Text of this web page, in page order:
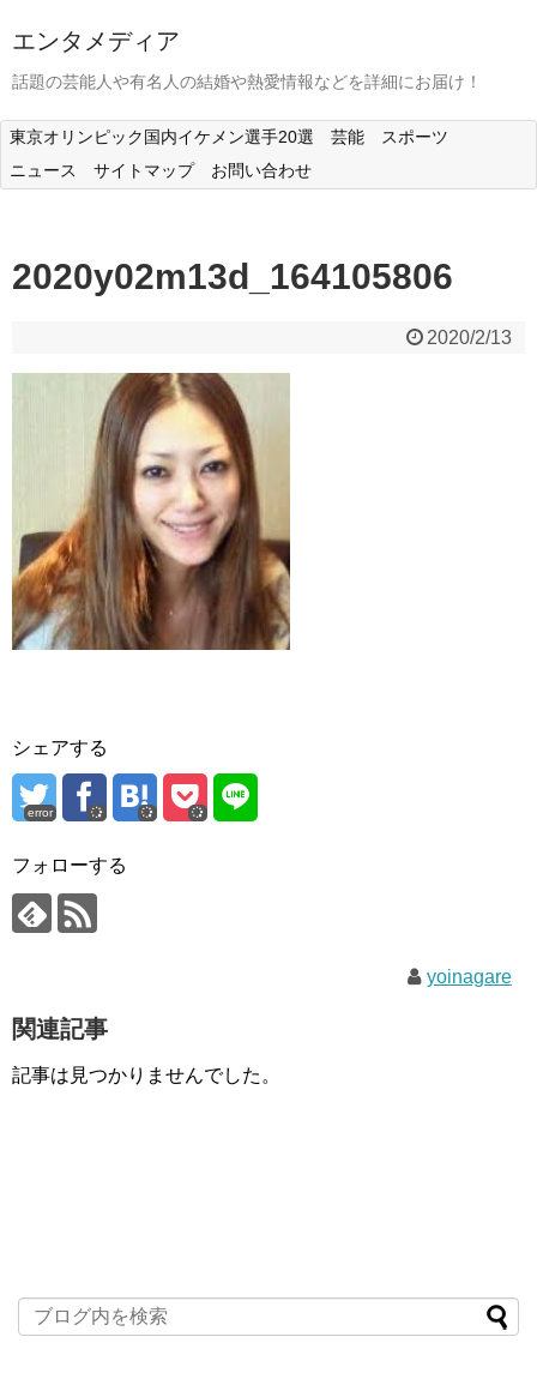
エンタメディア
話題の芸能人や有名人の結婚や熱愛情報などを詳細にお届け！
東京オリンピック国内イケメン選手20選 芸能
スポーツ
ニュース
サイトマップ お問い合わせ
2020y02m13d_164105806
2020/2/13
シェアする
error
フォローする
yoinagare
関連記事
記事は見つかりませんでした。